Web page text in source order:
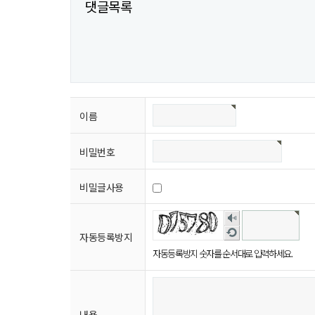
댓글목록
이름
비밀번호
비밀글사용
자동등록방지
숫
자
음
성
기
새
로
고
침
자동등록방지 숫자를 순서대로 입력하세요.